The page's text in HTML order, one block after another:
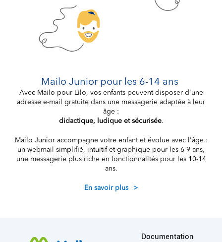
Mailo Junior pour les 6-14 ans
Avec Mailo pour Lilo, vos enfants peuvent disposer d'une
adresse e-mail gratuite dans une messagerie adaptée à leur
âge :
didactique, ludique et sécurisée.
Mailo Junior accompagne votre enfant et évolue avec l'âge :
un webmail simplifié, intuitif et graphique pour les 6-9 ans,
une messagerie plus riche en fonctionnalités pour les 10-14
ans.
En savoir plus >
More information
Documentation